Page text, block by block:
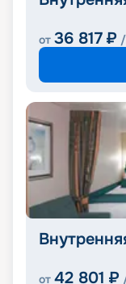
от 36 817 ₽
от 42 801 ₽